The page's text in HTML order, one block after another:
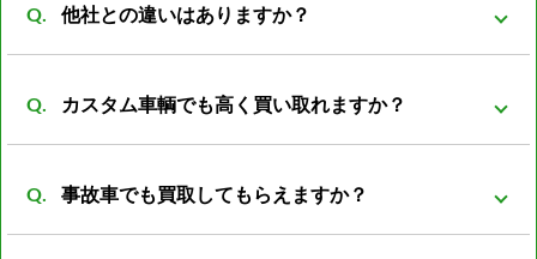
他社との違いはありますか？
もバイクの販売先がある為、 在庫を抱える事も無くコ
ストの削減が可能となっております。 その結果、買取
価格を高くさせていただく事が可能になっておりま
カスタム車輌でも高く買い取れますか？
反映される車両がほとんどです。 ノーマル部品とセッ
トの場合プラス評価しますが、ノーマルパーツが無い
事故車でも買取してもらえますか？